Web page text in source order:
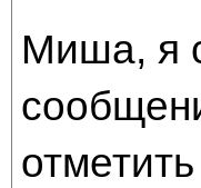
Миша, я